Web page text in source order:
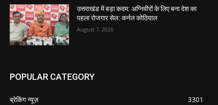
उत्तराखंड में बड़ा कदम: अग्निवीरों के लिए बना देश का
पहला रोजगार सेल: कर्नल कोठियाल
August 7, 2026
POPULAR CATEGORY
ब्रेकिंग न्यूज़
3301